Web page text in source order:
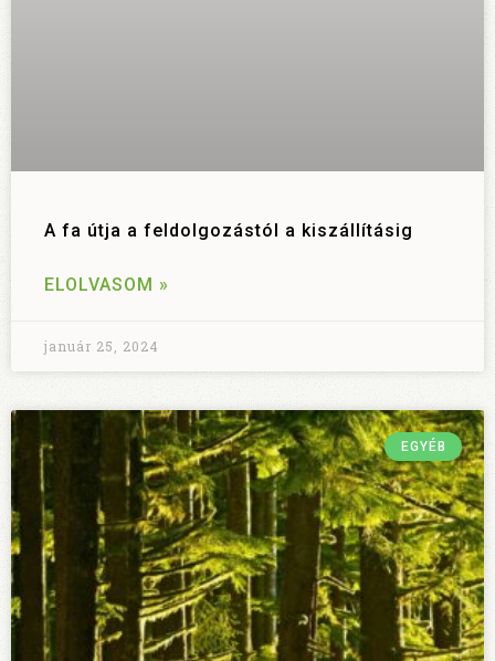
A fa útja a feldolgozástól a kiszállításig
ELOLVASOM »
január 25, 2024
EGYÉB